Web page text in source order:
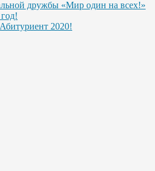
дружбы «Мир один на всех!»
2020!